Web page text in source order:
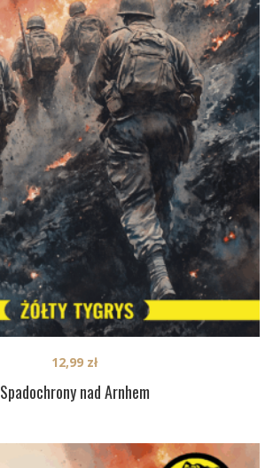
Spadochrony nad Arnhem
12,99 zł